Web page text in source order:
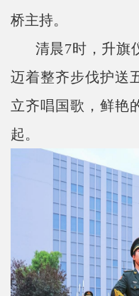
桥主持。
清晨7时，升旗
迈着整齐步伐护送
立齐唱国歌，鲜艳
起。